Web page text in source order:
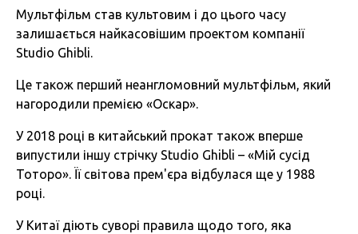
Мультфільм став культовим і до цього часу
залишається найкасовішим проектом компанії
Studio Ghibli.
Це також перший неангломовний мультфільм, який
нагородили премією «Оскар».
У 2018 році в китайський прокат також вперше
випустили іншу стрічку Studio Ghibli – «Мій сусід
Тоторо». Її світова прем'єра відбулася ще у 1988
році.
У Китаї діють суворі правила щодо того, яка